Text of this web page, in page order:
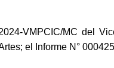
VMPCIC/MC del
el Informe N°